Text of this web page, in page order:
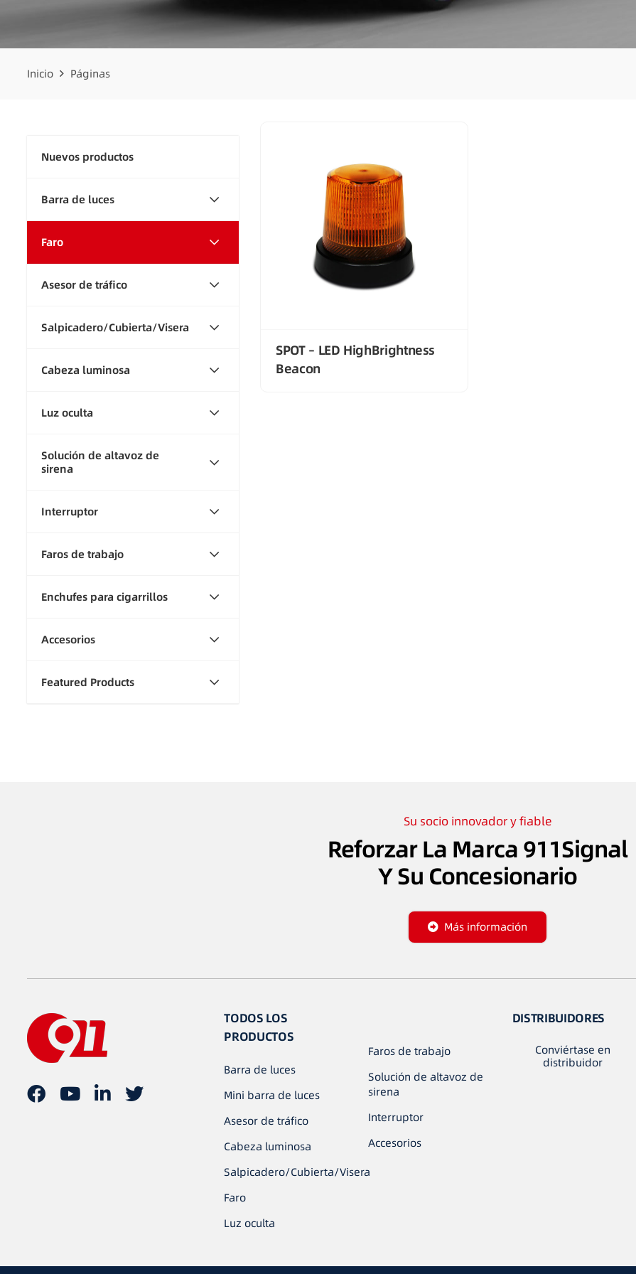
Inicio Páginas
Nuevos productos
Barra de luces
Faro
Asesor de tráfico
Salpicadero/Cubierta/Visera
Cabeza luminosa
Luz oculta
Solución de altavoz de
sirena
Interruptor
Faros de trabajo
Enchufes para cigarrillos
Accesorios
Featured Products
SPOT – LED HighBrightness
Beacon
Su socio innovador y fiable
Reforzar La Marca 911Signal
Y Su Concesionario
Más información
TODOS LOS
PRODUCTOS
Barra de luces
Mini barra de luces
Asesor de tráfico
Cabeza luminosa
Salpicadero/Cubierta/Visera
Faro
Luz oculta
Faros de trabajo
Solución de altavoz de
sirena
Interruptor
Accesorios
DISTRIBUIDORES
Conviértase en
distribuidor